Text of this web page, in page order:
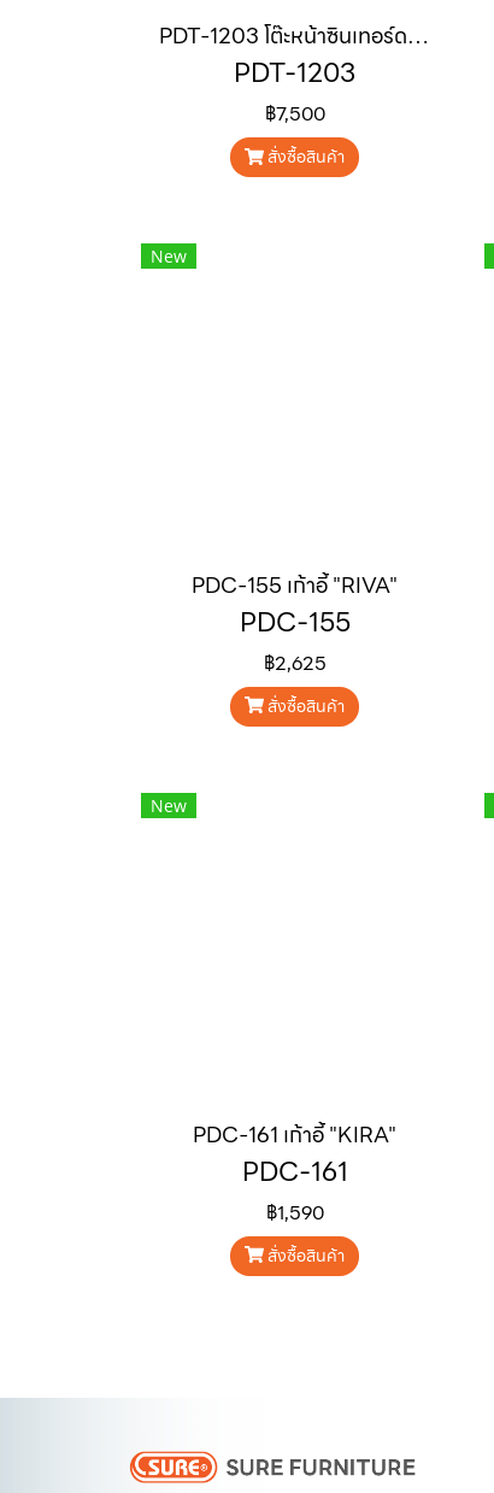
PDT-1203 โต๊ะหน้าซินเทอร์ดสโตนกลมขนาด 1.2 m "ORIS"
PDT-1203
฿7,500
สั่งซื้อสินค้า
New
PDC-155 เก้าอี้ "RIVA"
PDC-155
฿2,625
สั่งซื้อสินค้า
New
PDC-161 เก้าอี้ "KIRA"
PDC-161
฿1,590
สั่งซื้อสินค้า